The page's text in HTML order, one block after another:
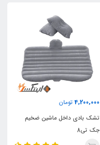
4,200,000 تومان
تشک بادی داخل ماشین ضخیم
جک تی8